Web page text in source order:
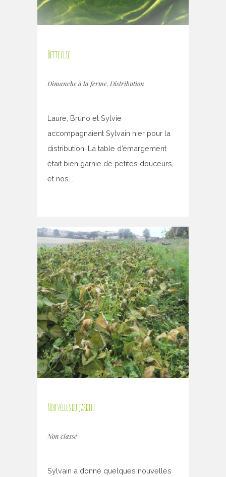
Bette clic
Dimanche à la ferme, Distribution
Laure, Bruno et Sylvie
accompagnaient Sylvain hier pour la
distribution. La table d’émargement
était bien garnie de petites douceurs,
et nos...
Nouvelles du jardin
Non classé
Sylvain a donné quelques nouvelles